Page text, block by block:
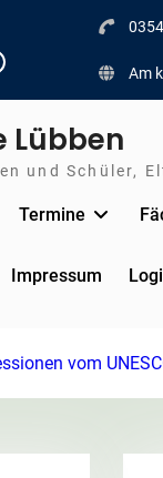
Am
Lübben
und Schüler,
Termine
Impressum
vom